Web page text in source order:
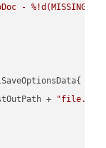
- %!d(MISSING)\n"
+